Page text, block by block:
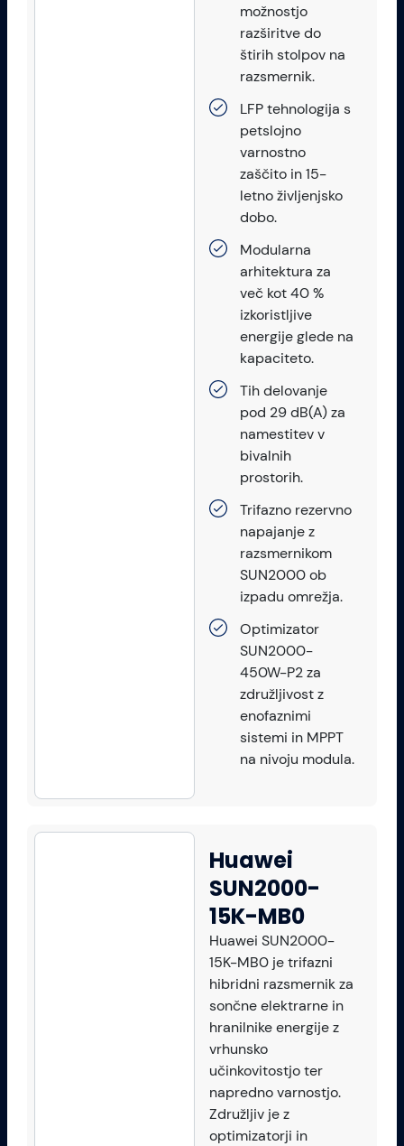
možnostjo
razširitve do
štirih stolpov na
razsmernik.
LFP tehnologija s
petslojno
varnostno
zaščito in 15-
letno življenjsko
dobo.
Modularna
arhitektura za
več kot 40 %
izkoristljive
energije glede na
kapaciteto.
Tih delovanje
pod 29 dB(A) za
namestitev v
bivalnih
prostorih.
Trifazno rezervno
napajanje z
razsmernikom
SUN2000 ob
izpadu omrežja.
Optimizator
SUN2000-
450W-P2 za
združljivost z
enofaznimi
sistemi in MPPT
na nivoju modula.
Huawei
SUN2000-
15K-MB0
Huawei SUN2000-
15K-MB0 je trifazni
hibridni razsmernik za
sončne elektrarne in
hranilnike energije z
vrhunsko
učinkovitostjo ter
napredno varnostjo.
Združljiv je z
optimizatorji in